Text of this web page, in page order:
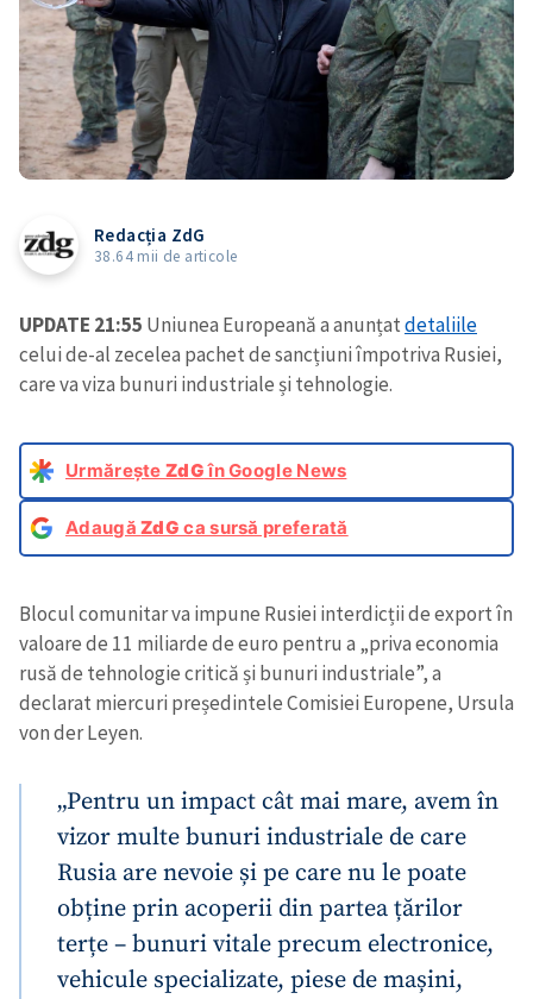
Redacția ZdG
38.64 mii de articole
UPDATE 21:55 Uniunea Europeană a anunțatdetaliile
celui de-al zecelea pachet de sancțiuni împotriva Rusiei,
care va viza bunuri industriale și tehnologie.
Urmărește ZdGîn Google News
AdaugăZdG ca sursă preferată
Blocul comunitar va impune Rusiei interdicții de export în
valoare de 11 miliarde de euro pentru a „priva economia
rusă de tehnologie critică și bunuri industriale”, a
declarat miercuri președintele Comisiei Europene, Ursula
von der Leyen.
„Pentru un impact cât mai mare, avem în
vizor multe bunuri industriale de care
Rusia are nevoie și pe care nu le poate
obține prin acoperii din partea țărilor
terțe – bunuri vitale precum electronice,
vehicule specializate, piese de mașini,